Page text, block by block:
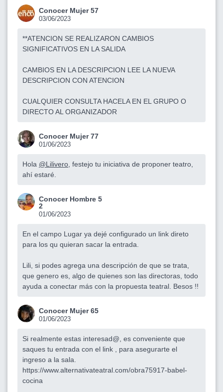
Conocer Mujer 57
03/06/2023
**ATENCION SE REALIZARON CAMBIOS
SIGNIFICATIVOS EN LA SALIDA
CAMBIOS EN LA DESCRIPCION LEE LA NUEVA
DESCRIPCION CON ATENCION
CUALQUIER CONSULTA HACELA EN EL GRUPO O
DIRECTO AL ORGANIZADOR
Conocer Mujer 77
01/06/2023
Hola @Lilivero , festejo tu iniciativa de proponer teatro,
ahí estaré.
Conocer Hombre 5
2
01/06/2023
En el campo Lugar ya dejé configurado un link direto
para los qu quieran sacar la entrada.
Lili, si podes agrega una descripción de que se trata,
que genero es, algo de quienes son las directoras, todo
ayuda a conectar más con la propuesta teatral. Besos !!
Conocer Mujer 65
01/06/2023
Si realmente estas interesad@, es conveniente que
saques tu entrada con el link , para asegurarte el
ingreso a la sala.
https://www.alternativateatral.com/obra75917-babel-
cocina